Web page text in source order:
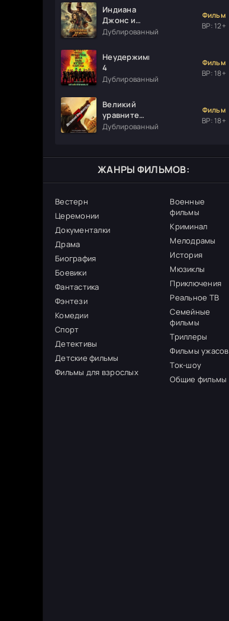
Индиана
Джонс и
колесо
Дублированный
Фильм
ВР: 12+
Неудержимые
4
Дублированный
Фильм
ВР: 18+
Великий
уравнитель
3
Дублированный
Фильм
ВР: 18+
ЖАНРЫ ФИЛЬМОВ:
Вестерн
Церемонии
Документалки
Драма
Биография
Боевики
Фантастика
Фэнтези
Комедии
Спорт
Детективы
Детские фильмы
Фильмы для взрослых
Военные
фильмы
Криминал
Мелодрамы
История
Мюзиклы
Приключения
Реальное ТВ
Семейные
фильмы
Триллеры
Фильмы ужасов
Ток-шоу
Общие фильмы